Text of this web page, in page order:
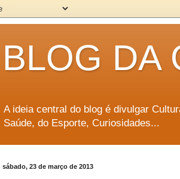
BLOG DA
A ideia central do blog é divulgar
Saúde, do Esporte, Curiosidades...
sábado, 23 de março de 2013